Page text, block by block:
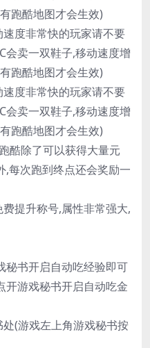
跑酷地图才会生效)
度非常快的玩家请不要
会卖一双鞋子,移动速度增
跑酷地图才会生效)
度非常快的玩家请不要
会卖一双鞋子,移动速度增
跑酷地图才会生效)
酷除了可以获得大量元
,每次跑到终点还会奖励一
提升称号,属性非常强大,
秘书开启自动吃经验即可
开游戏秘书开启自动吃金
(游戏左上角游戏秘书按